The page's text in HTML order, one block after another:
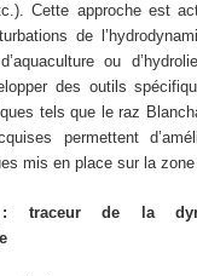
Cette approche est
de
ou
des outils
tels que le raz
permettent
mis en place sur la
traceur de la